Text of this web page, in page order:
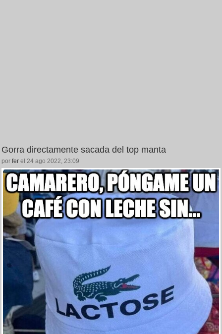
Gorra directamente sacada del top manta
por fer el 24 ago 2022, 23:09